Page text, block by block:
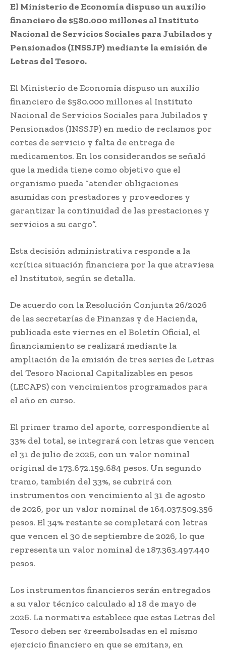
El Ministerio de Economía dispuso un auxilio
financiero de $580.000 millones al Instituto
Nacional de Servicios Sociales para Jubilados y
Pensionados (INSSJP) mediante la emisión de
Letras del Tesoro.
El Ministerio de Economía dispuso un auxilio
financiero de $580.000 millones al Instituto
Nacional de Servicios Sociales para Jubilados y
Pensionados (INSSJP) en medio de reclamos por
cortes de servicio y falta de entrega de
medicamentos. En los considerandos se señaló
que la medida tiene como objetivo que el
organismo pueda “atender obligaciones
asumidas con prestadores y proveedores y
garantizar la continuidad de las prestaciones y
servicios a su cargo”.
Esta decisión administrativa responde a la
«crítica situación financiera por la que atraviesa
el Instituto», según se detalla.
De acuerdo con la Resolución Conjunta 26/2026
de las secretarías de Finanzas y de Hacienda,
publicada este viernes en el Boletín Oficial, el
financiamiento se realizará mediante la
ampliación de la emisión de tres series de Letras
del Tesoro Nacional Capitalizables en pesos
(LECAPS) con vencimientos programados para
el año en curso.
El primer tramo del aporte, correspondiente al
33% del total, se integrará con letras que vencen
el 31 de julio de 2026, con un valor nominal
original de 173.672.159.684 pesos. Un segundo
tramo, también del 33%, se cubrirá con
instrumentos con vencimiento al 31 de agosto
de 2026, por un valor nominal de 164.037.509.356
pesos. El 34% restante se completará con letras
que vencen el 30 de septiembre de 2026, lo que
representa un valor nominal de 187.363.497.440
pesos.
Los instrumentos financieros serán entregados
a su valor técnico calculado al 18 de mayo de
2026. La normativa establece que estas Letras del
Tesoro deben ser «reembolsadas en el mismo
ejercicio financiero en que se emitan», en